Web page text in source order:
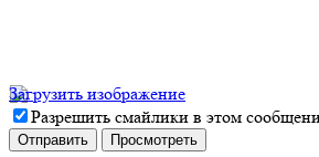
Загрузить изображение
Разрешить смайлики в этом